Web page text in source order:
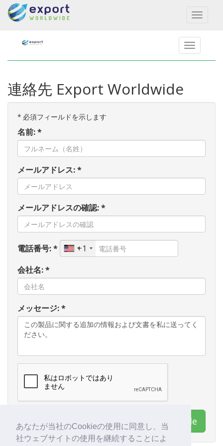
あなたが当社のCookieの使用に同意し、当
社ウェブサイトの使用を継続することによ
Toggle
連絡先 Export Worldwide
* 必須フィールドを示します
名前: *
メールアドレス: *
メールアドレスの確認: *
電話番号: *
+1
会社名: *
メッセージ: *
連絡先 Export Worldwide